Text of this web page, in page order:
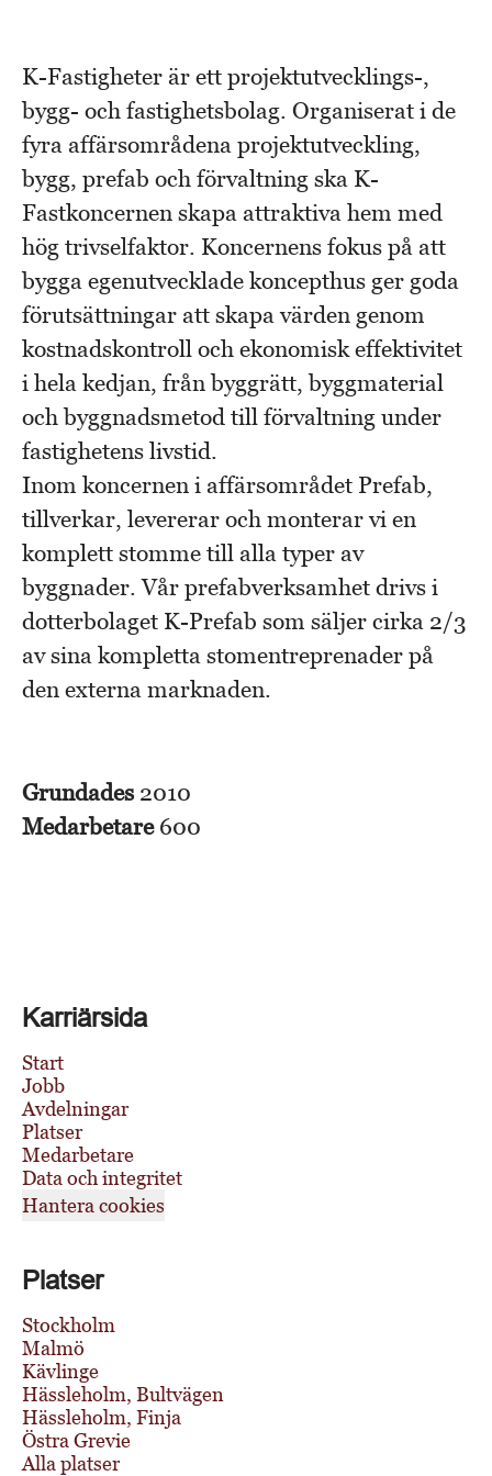
K-Fastigheter är ett projektutvecklings-,
bygg- och fastighetsbolag. Organiserat i de
fyra affärsområdena projektutveckling,
bygg, prefab och förvaltning ska K-
Fastkoncernen skapa attraktiva hem med
hög trivselfaktor. Koncernens fokus på att
bygga egenutvecklade koncepthus ger goda
förutsättningar att skapa värden genom
kostnadskontroll och ekonomisk effektivitet
i hela kedjan, från byggrätt, byggmaterial
och byggnadsmetod till förvaltning under
fastighetens livstid.
Inom koncernen i affärsområdet Prefab,
tillverkar, levererar och monterar vi en
komplett stomme till alla typer av
byggnader. Vår prefabverksamhet drivs i
dotterbolaget K-Prefab som säljer cirka 2/3
av sina kompletta stomentreprenader på
den externa marknaden.
Grundades 2010
Medarbetare 600
Karriärsida
Start
Jobb
Avdelningar
Platser
Medarbetare
Data och integritet
Hantera cookies
Platser
Stockholm
Malmö
Kävlinge
Hässleholm, Bultvägen
Hässleholm, Finja
Östra Grevie
Alla platser